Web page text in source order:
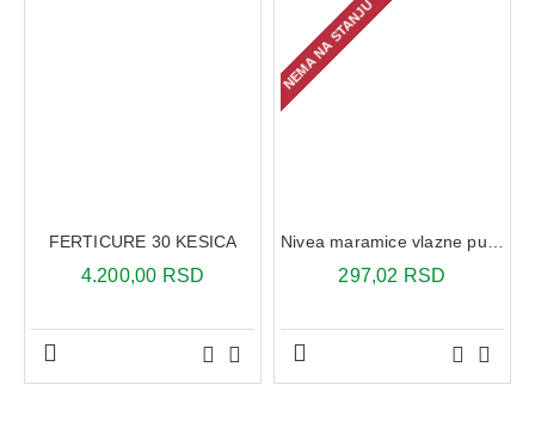
FERTICURE 30 KESICA
4.200,00 RSD
NEMA NA STANJU
297,02 RSD